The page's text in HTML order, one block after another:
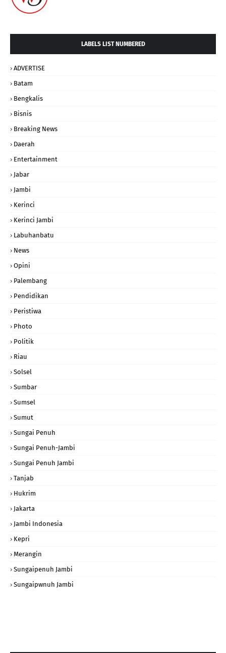
LABELS LIST NUMBERED
ADVERTISE
Batam
Bengkalis
Bisnis
Breaking News
Daerah
Entertainment
Jabar
Jambi
Kerinci
Kerinci Jambi
Labuhanbatu
News
Opini
Palembang
Pendidikan
Peristiwa
Photo
Politik
Riau
Solsel
Sumbar
Sumsel
Sumut
Sungai Penuh
Sungai Penuh-Jambi
Sungai Penuh Jambi
Tanjab
Hukrim
Jakarta
Jambi Indonesia
Kepri
Merangin
Sungaipenuh Jambi
Sungaipwnuh Jambi